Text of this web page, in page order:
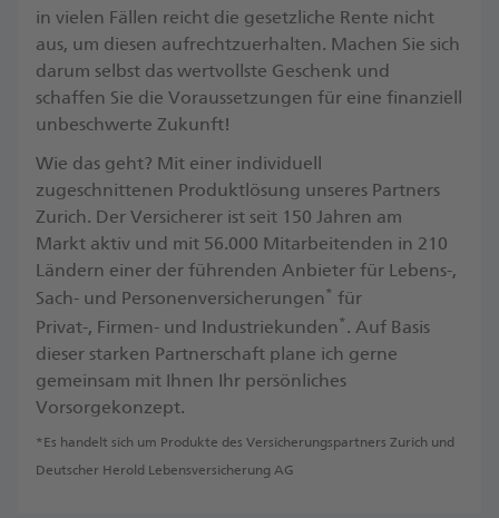
in vielen Fällen reicht die gesetzliche Rente nicht
aus, um diesen aufrechtzuerhalten. Machen Sie sich
darum selbst das wertvollste Geschenk und
schaffen Sie die Voraussetzungen für eine finanziell
unbeschwerte Zukunft! ​
Wie das geht? Mit einer individuell
zugeschnittenen Produktlösung unseres Partners
Zurich. Der Versicherer ist seit 150 Jahren am
Markt aktiv und mit 56.000 Mitarbeitenden in 210
Ländern einer der führenden Anbieter für Lebens-,
Sach- und Personenversicherungen* für
Privat-, Firmen- und Industriekunden*. ​Auf Basis
dieser starken Partnerschaft plane ich gerne
gemeinsam mit Ihnen Ihr persönliches
Vorsorgekonzept.
*Es handelt sich um Produkte des Versicherungspartners Zurich und
Deutscher Herold Lebensversicherung AG